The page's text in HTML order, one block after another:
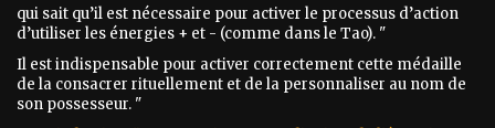
qui sait qu’il est nécessaire pour activer le processus d’action
d’utiliser les énergies + et - (comme dans le Tao). "
Il est indispensable pour activer correctement cette médaille
de la consacrer rituellement et de la personnaliser au nom de
son possesseur. "